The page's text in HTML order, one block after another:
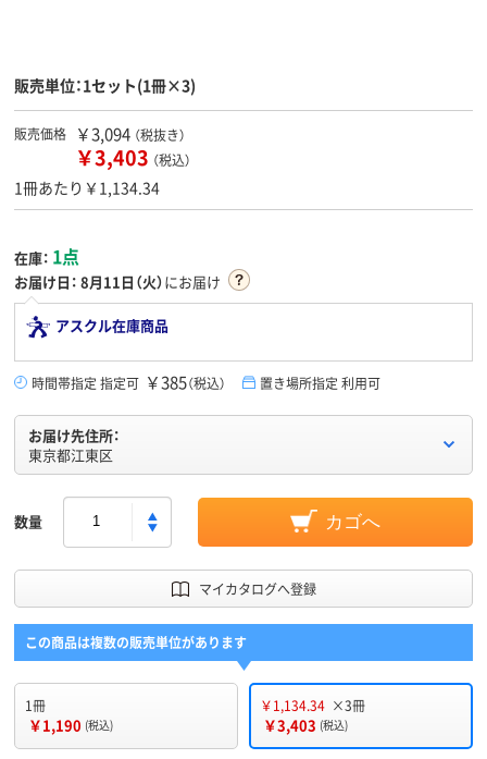
販売単位：1セット(1冊×3)
販売価格 ￥3,094 （税抜き）
￥3,403 （税込）
1冊あたり￥1,134.34
在庫： 1点
お届け日： 8月11日（火）にお届け
アスクル在庫商品
時間帯指定 指定可 ￥385（税込） 置き場所指定 利用可
お届け先住所：
東京都江東区
数量 カゴへ
マイカタログへ登録
この商品は複数の販売単位があります
1冊
￥1,190 (税込)
￥1,134.34 ×3冊
￥3,403 (税込)